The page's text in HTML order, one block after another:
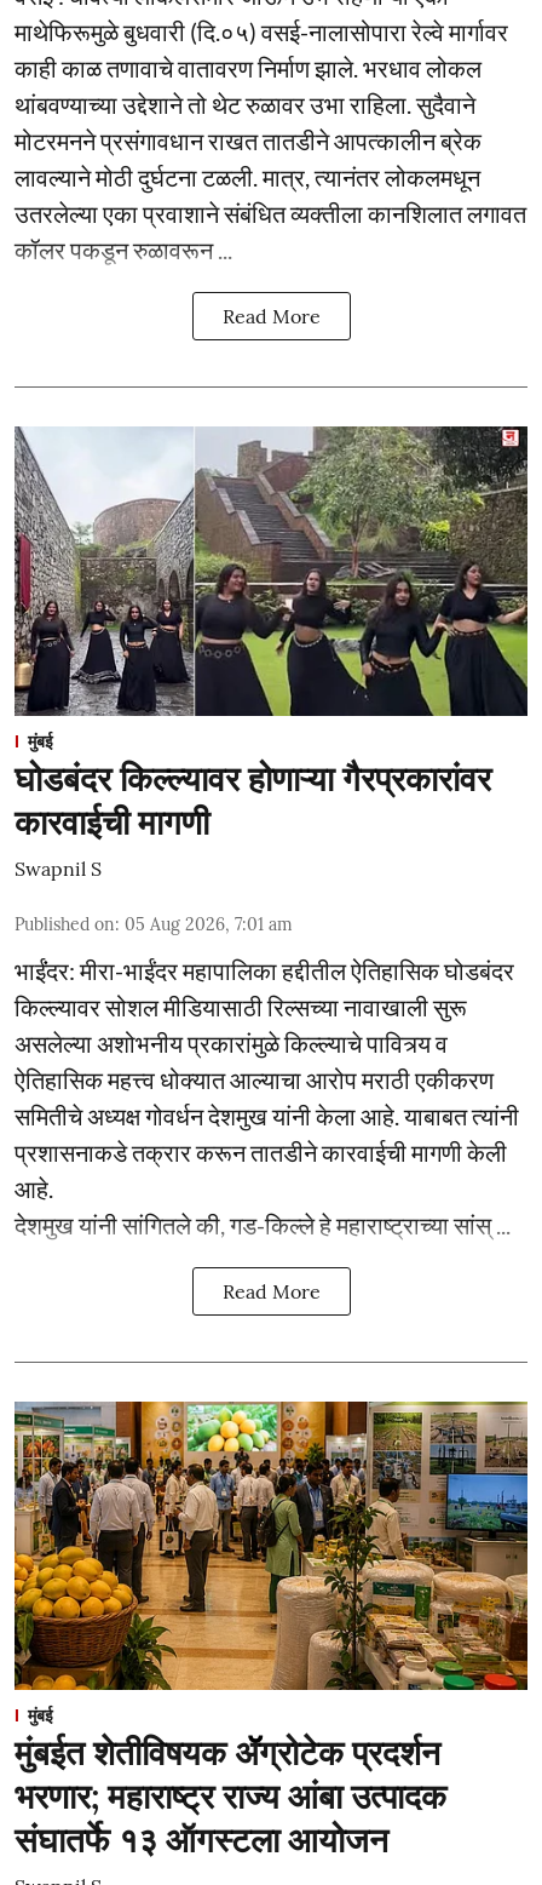
माथेफिरूमुळे बुधवारी (दि.०५) वसई-नालासोपारा रेल्वे मार्गावर
काही काळ तणावाचे वातावरण निर्माण झाले. भरधाव लोकल
थांबवण्याच्या उद्देशाने तो थेट रुळावर उभा राहिला. सुदैवाने
मोटरमनने प्रसंगावधान राखत तातडीने आपत्कालीन ब्रेक
लावल्याने मोठी दुर्घटना टळली. मात्र, त्यानंतर लोकलमधून
उतरलेल्या एका प्रवाशाने संबंधित व्यक्तीला कानशिलात लगावत
कॉलर पकडून रुळावरून ...
Read More
मुंबई
घोडबंदर किल्ल्यावर होणाऱ्या गैरप्रकारांवर
कारवाईची मागणी
Swapnil S
Published on: 05 Aug 2026, 7:01 am
भाईंंदर: मीरा-भाईंदर महापालिका हद्दीतील ऐतिहासिक घोडबंदर
किल्ल्यावर सोशल मीडियासाठी रिल्सच्या नावाखाली सुरू
असलेल्या अशोभनीय प्रकारांमुळे किल्ल्याचे पावित्र्य व
ऐतिहासिक महत्त्व धोक्यात आल्याचा आरोप मराठी एकीकरण
समितीचे अध्यक्ष गोवर्धन देशमुख यांनी केला आहे. याबाबत त्यांनी
प्रशासनाकडे तक्रार करून तातडीने कारवाईची मागणी केली
आहे.
देशमुख यांनी सांगितले की, गड-किल्ले हे महाराष्ट्राच्या सांस् ...
Read More
मुंबई
मुंबईत शेतीविषयक ॲॅग्रोटेक प्रदर्शन
भरणार; महाराष्ट्र राज्य आंबा उत्पादक
संघातर्फे १३ ऑगस्टला आयोजन